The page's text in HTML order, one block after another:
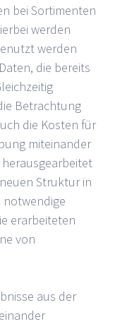
bei Sortimenten
werden
werden
die bereits
Betrachtung
die Kosten für
miteinander
Struktur in
notwendige
erarbeiteten
von
aus der